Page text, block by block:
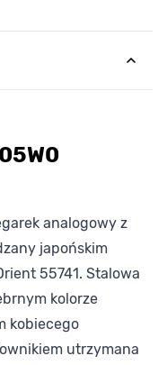
analogowy z
japońskim
55741. Stalowa
kolorze
kobiecego
utrzymana